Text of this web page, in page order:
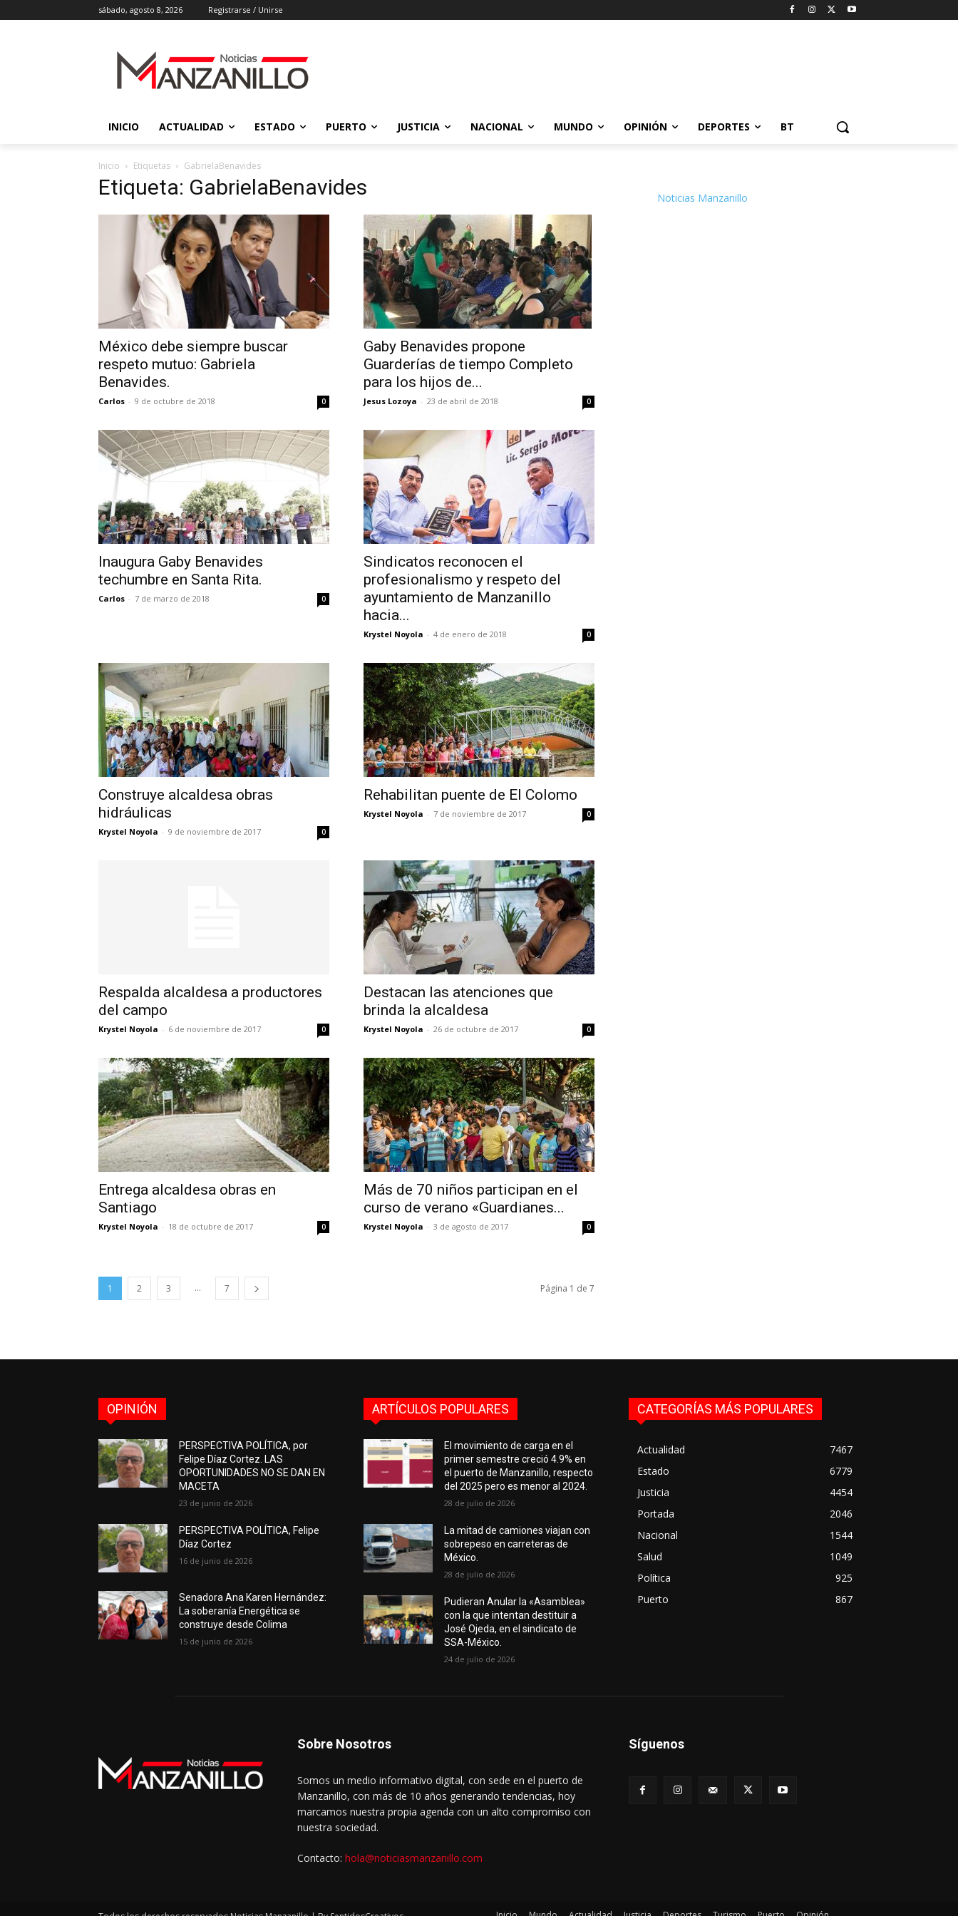
sábado, agosto 8, 2026 Registrarse / Unirse
INICIO ACTUALIDAD ESTADO PUERTO JUSTICIA NACIONAL MUNDO OPINIÓN DEPORTES BT
Inicio Etiquetas GabrielaBenavides
Etiqueta: GabrielaBenavides
México debe siempre buscar
respeto mutuo: Gabriela
Benavides.
Carlos - 9 de octubre de 2018 0
Gaby Benavides propone
Guarderías de tiempo Completo
para los hijos de...
Jesus Lozoya - 23 de abril de 2018 0
Inaugura Gaby Benavides
techumbre en Santa Rita.
Carlos - 7 de marzo de 2018 0
Sindicatos reconocen el
profesionalismo y respeto del
ayuntamiento de Manzanillo
hacia...
Krystel Noyola - 4 de enero de 2018 0
Construye alcaldesa obras
hidráulicas
Krystel Noyola - 9 de noviembre de 2017 0
Rehabilitan puente de El Colomo
Krystel Noyola - 7 de noviembre de 2017 0
Respalda alcaldesa a productores
del campo
Krystel Noyola - 6 de noviembre de 2017 0
Destacan las atenciones que
brinda la alcaldesa
Krystel Noyola - 26 de octubre de 2017 0
Entrega alcaldesa obras en
Santiago
Krystel Noyola - 18 de octubre de 2017 0
Más de 70 niños participan en el
curso de verano «Guardianes...
Krystel Noyola - 3 de agosto de 2017 0
1 2 3 ... 7 Página 1 de 7
Noticias Manzanillo
OPINIÓN
PERSPECTIVA POLÍTICA, por
Felipe Díaz Cortez. LAS
OPORTUNIDADES NO SE DAN EN
MACETA
23 de junio de 2026
PERSPECTIVA POLÍTICA, Felipe
Díaz Cortez
16 de junio de 2026
Senadora Ana Karen Hernández:
La soberanía Energética se
construye desde Colima
15 de junio de 2026
ARTÍCULOS POPULARES
El movimiento de carga en el
primer semestre creció 4.9% en
el puerto de Manzanillo, respecto
del 2025 pero es menor al 2024.
28 de julio de 2026
La mitad de camiones viajan con
sobrepeso en carreteras de
México.
28 de julio de 2026
Pudieran Anular la «Asamblea»
con la que intentan destituir a
José Ojeda, en el sindicato de
SSA-México.
24 de julio de 2026
CATEGORÍAS MÁS POPULARES
Actualidad
7467
Estado
6779
Justicia
4454
Portada
2046
Nacional
1544
Salud
1049
Política
925
Puerto
867
Sobre Nosotros
Somos un medio informativo digital, con sede en el puerto de
Manzanillo, con más de 10 años generando tendencias, hoy
marcamos nuestra propia agenda con un alto compromiso con
nuestra sociedad.
Contacto: hola@noticiasmanzanillo.com
Síguenos